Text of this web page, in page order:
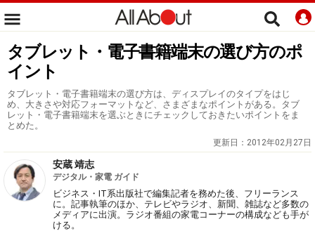
タブレット・電子書籍端末の選び方のポ
イント
タブレット・電子書籍端末の選び方は、ディスプレイのタイプをはじ
め、大きさや対応フォーマットなど、さまざまなポイントがある。タブ
レット・電子書籍端末を選ぶときにチェックしておきたいポイントをま
とめた。
更新日： 2012年02月27日
安蔵 靖志
デジタル・家電 ガイド
ビジネス・IT系出版社で編集記者を務めた後、フリーランス
に。記事執筆のほか、テレビやラジオ、新聞、雑誌など多数の
メディアに出演。ラジオ番組の家電コーナーの構成なども手が
ける。